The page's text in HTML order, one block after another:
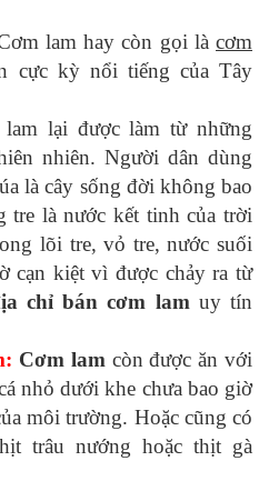
lam hay còn gọi làcơm
cực kỳ nổi tiếng của Tây
lại được làm từ những
nhiên. Người dân dùng
là cây sống đời không bao
tre là nước kết tinh của trời
lõi tre, vỏ tre, nước suối
cạn kiệt vì được chảy ra từ
chỉ bán cơm lamuy tín
Cơm lamcòn được ăn với
nhỏ dưới khe chưa bao giờ
môi trường. Hoặc cũng có
trâu nướng hoặc thịt gà